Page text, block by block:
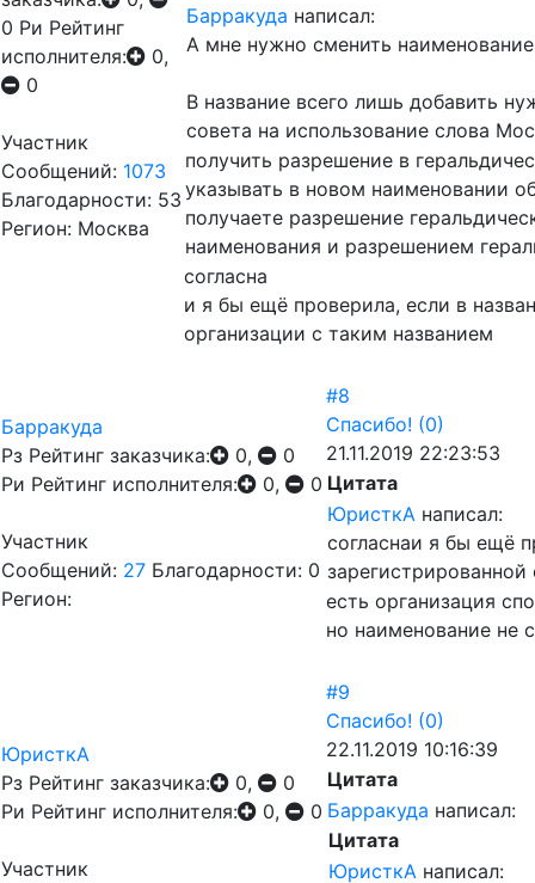
0 Ри Рейтинг
исполнителя:
0,
0
Участник
Сообщений: 1073
Благодарности: 53
Регион: Москва
Барракуда написал:
А мне нужно сменить
В название всего лишь добавить
совета на использование слова
получить разрешение в
указывать в новом наименовании
получаете разрешение
наименования и разрешением
согласна
и я бы ещё проверила, если в
организации с таким названием
Барракуда
Рз Рейтинг заказчика: 0,
0
Ри Рейтинг исполнителя: 0, 0
Участник
Сообщений: 27 Благодарности: 0
Регион:
#8
Спасибо! (0)
21.11.2019 22:23:53
Цитата
ЮристкА написал:
согласнаи я бы ещё
есть организация
но наименование не
ЮристкА
Рз Рейтинг заказчика: 0,
0
Ри Рейтинг исполнителя: 0, 0
Участник
#9
Спасибо! (0)
22.11.2019 10:16:39
Цитата
Барракуда написал:
Цитата
ЮристкА написал: